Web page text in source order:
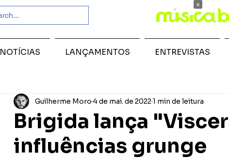
Brigida lança
influências grunge
Guilherme Moro 4 de mai. de 2022 1 min de leitura
NOTÍCIAS LANÇAMENTOS ENTREVISTAS
×